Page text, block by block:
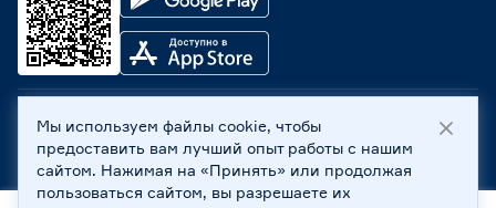
ООО «Бауцентр Рус» 2004 -2026, 236029, г. Калининград,
ул. А.Невского, 205. ИНН 7702596813, КПП 390601001 ©
Все права защищены
Политика обработки персональных данных
Мы используем файлы cookie, чтобы
предоставить вам лучший опыт работы с нашим
сайтом. Нажимая на «Принять» или продолжая
пользоваться сайтом, вы разрешаете их